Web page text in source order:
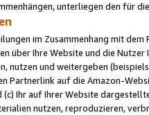
unterliegen den für
im Zusammenhang mit
über Ihre Website und die
nutzen und weitergeben
Partnerlink auf die Amazon-
(c) Ihr auf Ihrer Website
nutzen, reproduzieren,